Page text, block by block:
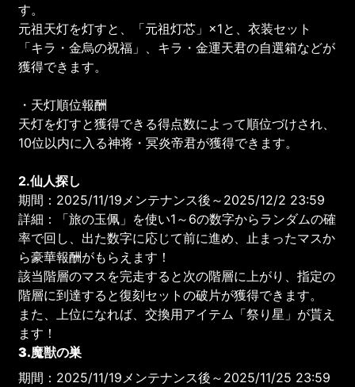
す。
元祖天灯を灯すと、「元祖灯芯」×1と、衣装セット
「キラ・金烏の祝福」、キラ・金運天君の自選箱などが
獲得できます。
・天灯順位報酬
天灯を灯すと獲得できる得点数によって順位づけされ、
10位以内に入る神将・冥炎帝君が獲得できます。
2.仙人探し
期間：2025/11/19メンテナンス後～2025/12/2 23:59
詳細：「旅の玉佩」を使い1～6の数字からランダムの確
率で回し、出た数字に応じて前に進め、止まったマスか
ら豪華報酬がもらえます！
該当階層のマスを完走すると次の階層に上がり、指定の
階層に到達すると復刻セットの破片が獲得できます。
また、上位になれば、交換用アイテム「祭り星」が貰え
ます！
3.魔獣の巣
期間：2025/11/19メンテナンス後～2025/11/25 23:59